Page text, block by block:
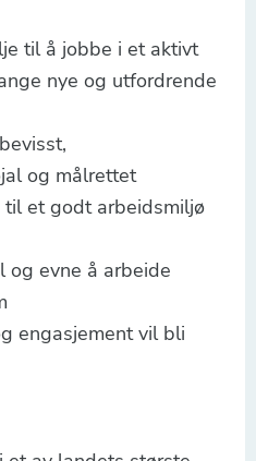
til å jobbe i et aktivt
nye og utfordrende
og målrettet
til et godt arbeidsmiljø
evne å arbeide
engasjement vil bli